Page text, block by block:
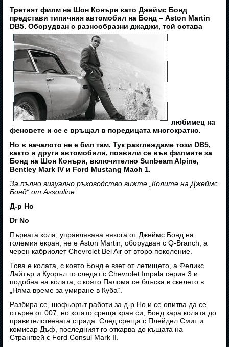
Третият филм на Шон Конъри като Джеймс Бонд
представи типичния автомобил на Бонд – Aston Martin
DB5. Оборудван с разнообразни джаджи, той остава
любимец на
феновете и се е връщал в поредицата многократно.
Но в началото не е бил там. Тук разглеждаме този DB5,
както и други автомобили, появили се във филмите за
Бонд на Шон Конъри, включително Sunbeam Alpine,
Bentley Mark IV и Ford Mustang Mach 1.
За пълно визуално ръководство вижте „Колите на Джеймс
Бонд“ от Assouline.
Д-р Но
Dr No
Първата кола, управлявана някога от Джеймс Бонд на
големия екран, не е Aston Martin, оборудван с Q-Branch, а
черен кабриолет Chevrolet Bel Air от второ поколение.
Това е колата, с която Бонд е взет от летището, а Феликс
Лайтър и Куоръл го следят с Chevrolet Impala серия 3 и
подобна на колата, с която Палома се блъска в скелето в
„Няма време за умиране в Куба“.
Разбира се, шофьорът работи за д-р Но и се опитва да се
отърве от 007, но когато среща края си, Бонд кара колата до
правителствената сграда. След среща с Плейдел Смит и
комисар Дъф, последният го откарва до къщата на
Странгвей с Ford Consul Mark II.